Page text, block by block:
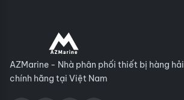
AZMarine - Nhà phân phối thiết bị hàng hải
chính hãng tại Việt Nam